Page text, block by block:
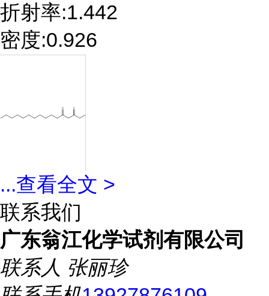
折射率:1.442
密度:0.926
...查看全文 >
联系我们
广东翁江化学试剂有限公司
联系人 张丽珍